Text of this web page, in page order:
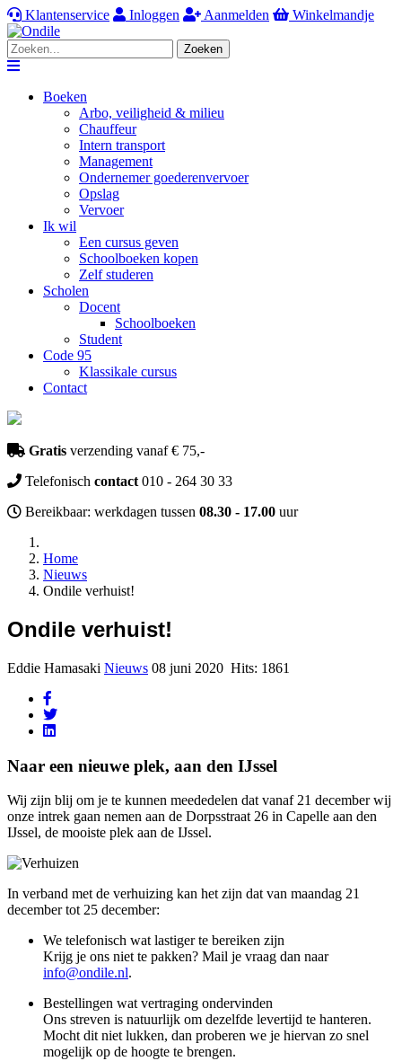
Klantenservice Inloggen Aanmelden Winkelmandje
Zoeken
Navigation
Boeken
Arbo, veiligheid & milieu
Chauffeur
Intern transport
Management
Ondernemer goederenvervoer
Opslag
Vervoer
Ik wil
Een cursus geven
Schoolboeken kopen
Zelf studeren
Scholen
Docent
Schoolboeken
Student
Code 95
Klassikale cursus
Contact
Gratis verzending vanaf € 75,-
Telefonisch contact 010 - 264 30 33
Bereikbaar: werkdagen tussen 08.30 - 17.00 uur
Home
Nieuws
Ondile verhuist!
Ondile verhuist!
Eddie Hamasaki Nieuws 08 juni 2020 Hits: 1861
Naar een nieuwe plek, aan den IJssel
Wij zijn blij om je te kunnen meededelen dat vanaf 21 december wij
onze intrek gaan nemen aan de Dorpsstraat 26 in Capelle aan den
IJssel, de mooiste plek aan de IJssel.
In verband met de verhuizing kan het zijn dat van maandag 21
december tot 25 december:
We telefonisch wat lastiger te bereiken zijn
Krijg je ons niet te pakken? Mail je vraag dan naar
.
Bestellingen wat vertraging ondervinden
Ons streven is natuurlijk om dezelfde levertijd te hanteren.
Mocht dit niet lukken, dan proberen we je hiervan zo snel
mogelijk op de hoogte te brengen.